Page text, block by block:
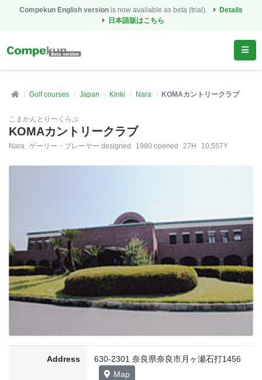
Compekun English version is now available as beta (trial).
Details
日本語版はこちら
Golf courses Japan Kinki Nara KOMAカントリークラブ
こまかんとりーくらぶ
KOMAカントリークラブ
Nara ゲーリー・プレーヤー designed 1980 opened 27H 10,557Y
Address
630-2301 奈良県奈良市月ヶ瀬石打1456
Map